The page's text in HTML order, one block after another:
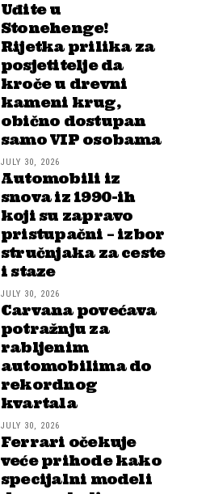
Uđite u
Stonehenge!
Rijetka prilika za
posjetitelje da
kroče u drevni
kameni krug,
obično dostupan
samo VIP osobama
JULY 30, 2026
Automobili iz
snova iz 1990-ih
koji su zapravo
pristupačni – izbor
stručnjaka za ceste
i staze
JULY 30, 2026
Carvana povećava
potražnju za
rabljenim
automobilima do
rekordnog
kvartala
JULY 30, 2026
Ferrari očekuje
veće prihode kako
specijalni modeli